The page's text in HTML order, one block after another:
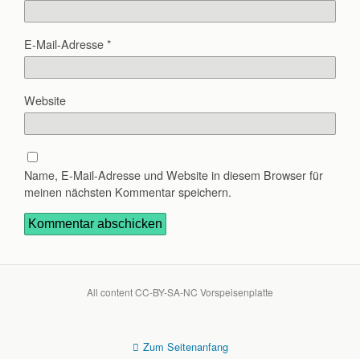
E-Mail-Adresse*
Website
Name, E-Mail-Adresse und Website in diesem Browser für
meinen nächsten Kommentar speichern.
All content CC-BY-SA-NC Vorspeisenplatte
Zum Seitenanfang